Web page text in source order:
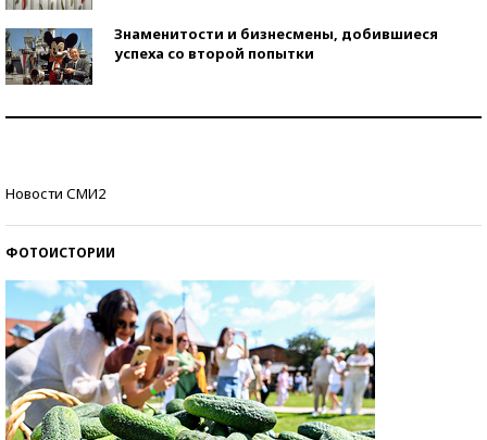
Знаменитости и бизнесмены, добившиеся
успеха со второй попытки
Новости СМИ2
ФОТОИСТОРИИ